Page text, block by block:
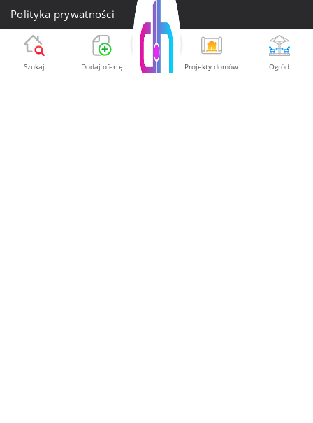
Polityka prywatności
Aktualności
Oferta
Szukaj Dodaj ofertę Projekty domów Ogród